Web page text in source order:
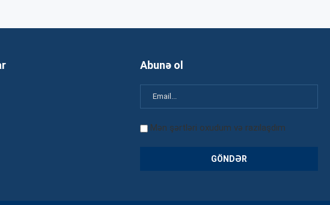
Abunə ol
Mən şərtləri oxudum və razılaşdım